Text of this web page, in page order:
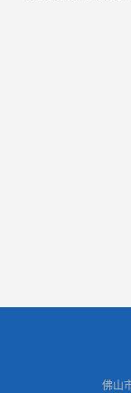
佛山